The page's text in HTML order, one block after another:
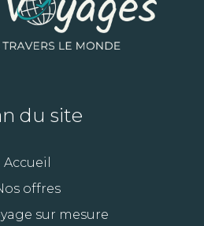
du site
Accueil
offres
sur mesure